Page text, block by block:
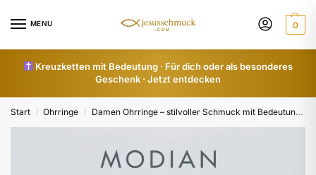
MENU 0
Kreuzketten mit Bedeutung · Für dich oder als besonderes
Geschenk · Jetzt entdecken
Start / Ohrringe / Damen Ohrringe – stilvoller Schmuck mit Bedeutung